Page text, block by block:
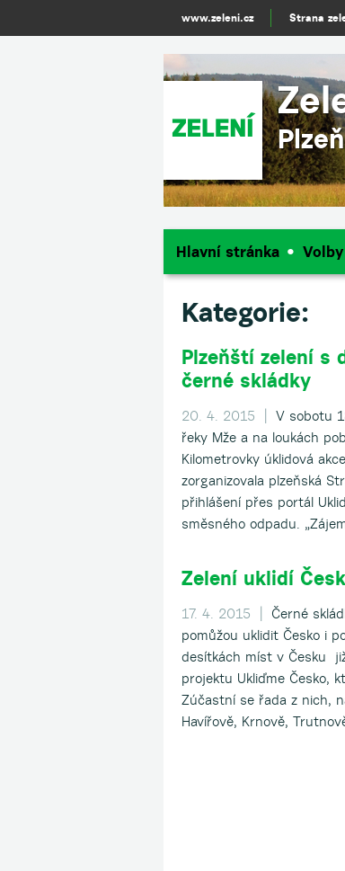
Hlavní stránka Volby
Kategorie:
Plzeňští zelení s
černé skládky
20. 4. 2015 |
V sobotu
řeky Mže a na loukách
Kilometrovky úklidová
zorganizovala plzeňská
přihlášení přes portál
směsného odpadu.
Zelení uklidí
17. 4. 2015 |
Černé
pomůžou uklidit Česko i
desítkách míst v Česku
projektu Ukliďme Česko,
Zúčastní se řada z nich,
Havířově, Krnově,
www.zeleni.cz Strana